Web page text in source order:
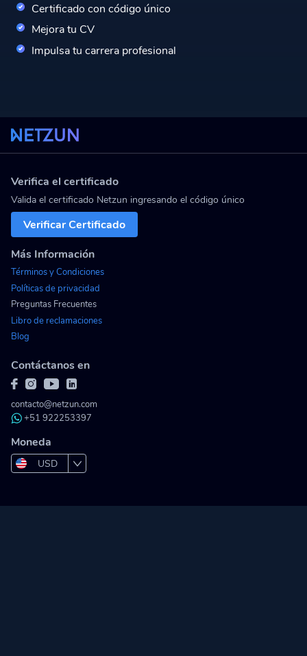
Certificado con código único
Mejora tu CV
Impulsa tu carrera profesional
Verifica el certificado
Valida el certificado Netzun ingresando el código único
Verificar Certificado
Más Información
Términos y Condiciones
Políticas de privacidad
Preguntas Frecuentes
Libro de reclamaciones
Blog
Contáctanos en
contacto@netzun.com
+51 922253397
Moneda
USD